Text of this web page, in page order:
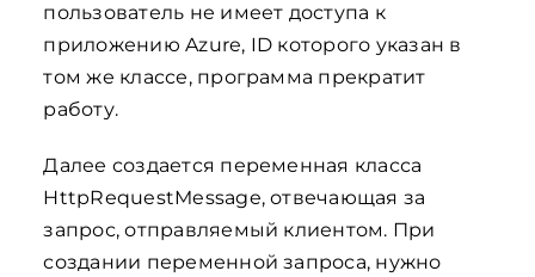
пользователь не имеет доступа к
приложению Azure, ID которого указан в
том же классе, программа прекратит
работу.
Далее создается переменная класса
HttpRequestMessage, отвечающая за
запрос, отправляемый клиентом. При
создании переменной запроса, нужно